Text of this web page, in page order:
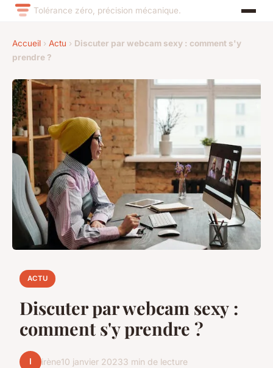
Tolérance zéro, précision mécanique.
Accueil › Actu › Discuter par webcam sexy : comment s'y
prendre ?
ACTU
Discuter par webcam sexy :
comment s'y prendre ?
I irène10 janvier 20233 min de lecture